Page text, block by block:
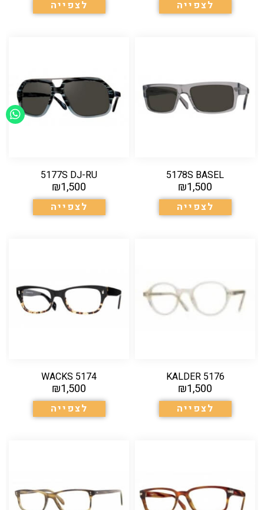
לצפייה לצפייה
5178S BASEL
₪1,500
לצפייה
5177S DJ-RU
₪1,500
לצפייה
5176 KALDER
₪1,500
לצפייה
5174 WACKS
₪1,500
לצפייה